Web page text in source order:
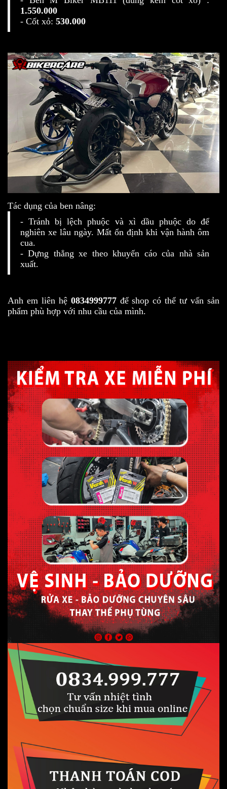
1.550.000
- Cốt xỏ: 530.000
Tác dụng của ben nâng:
- Tránh bị lệch phuộc và xì dầu phuộc do để
nghiên xe lâu ngày. Mất ổn định khi vận hành ôm
cua.
- Dựng thẳng xe theo khuyến cáo của nhà sản
xuất.
Anh em liên hệ 0834999777để shop có thể tư vấn sản
phẩm phù hợp với nhu cầu của mình.